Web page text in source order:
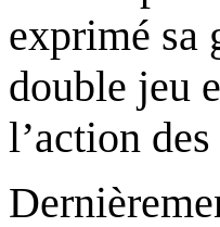
exprimé sa
double jeu
l’action